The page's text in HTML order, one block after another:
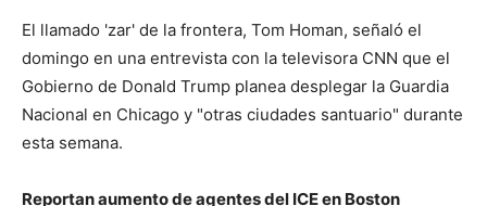
El llamado 'zar' de la frontera, Tom Homan, señaló el
domingo en una entrevista con la televisora CNN que el
Gobierno de Donald Trump planea desplegar la Guardia
Nacional en Chicago y "otras ciudades santuario" durante
esta semana.
Reportan aumento de agentes del ICE en Boston